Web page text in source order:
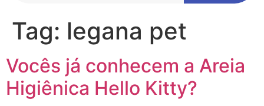
Tag: legana pet
Vocês já conhecem a Areia
Higiênica Hello Kitty?